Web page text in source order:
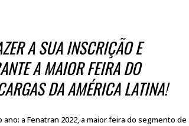
A SUA INSCRIÇÃO E
A MAIOR FEIRA DO
DA AMÉRICA LATINA!
a Fenatran 2022, a maior feira do segmento de